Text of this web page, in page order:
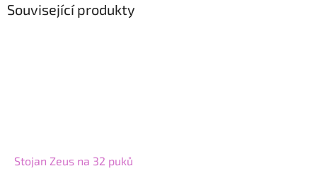
Související produkty
Stojan Zeus na 32 puků